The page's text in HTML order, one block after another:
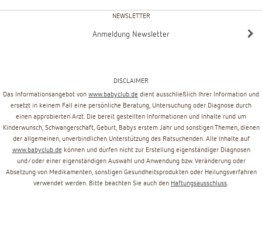
NEWSLETTER
Anmeldung Newsletter
DISCLAIMER
Das Informationsangebot von www.babyclub.de dient ausschließlich Ihrer Information und
ersetzt in keinem Fall eine persönliche Beratung, Untersuchung oder Diagnose durch
einen approbierten Arzt. Die bereit gestellten Informationen und Inhalte rund um
Kinderwunsch, Schwangerschaft, Geburt, Babys erstem Jahr und sonstigen Themen, dienen
der allgemeinen, unverbindlichen Unterstützung des Ratsuchenden. Alle Inhalte auf
www.babyclub.de können und dürfen nicht zur Erstellung eigenständiger Diagnosen
und/oder einer eigenständigen Auswahl und Anwendung bzw. Veränderung oder
Absetzung von Medikamenten, sonstigen Gesundheitsprodukten oder Heilungsverfahren
verwendet werden. Bitte beachten Sie auch den Haftungsausschluss.